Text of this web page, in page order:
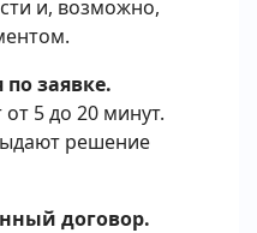
и, возможно,
заявке.
5 до 20 минут.
решение
договор.